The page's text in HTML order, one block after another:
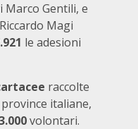
Marco Gentili, e
Magi
le adesioni
raccolte
italiane,
volontari.